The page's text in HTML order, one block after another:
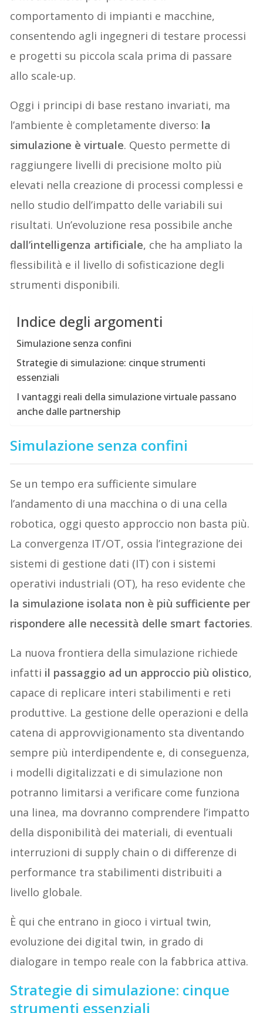
comportamento di impianti e macchine,
consentendo agli ingegneri di testare processi
e progetti su piccola scala prima di passare
allo scale-up.
Oggi i principi di base restano invariati, ma
l’ambiente è completamente diverso: la
simulazione è virtuale. Questo permette di
raggiungere livelli di precisione molto più
elevati nella creazione di processi complessi e
nello studio dell’impatto delle variabili sui
risultati. Un’evoluzione resa possibile anche
dall’intelligenza artificiale, che ha ampliato la
flessibilità e il livello di sofisticazione degli
strumenti disponibili.
Indice degli argomenti
Simulazione senza confini
Strategie di simulazione: cinque strumenti
essenziali
I vantaggi reali della simulazione virtuale passano
anche dalle partnership
Simulazione senza confini
Se un tempo era sufficiente simulare
l’andamento di una macchina o di una cella
robotica, oggi questo approccio non basta più.
La convergenza IT/OT, ossia l’integrazione dei
sistemi di gestione dati (IT) con i sistemi
operativi industriali (OT), ha reso evidente che
la simulazione isolata non è più sufficiente per
rispondere alle necessità delle smart factories.
La nuova frontiera della simulazione richiede
infatti il passaggio ad un approccio più olistico,
capace di replicare interi stabilimenti e reti
produttive. La gestione delle operazioni e della
catena di approvvigionamento sta diventando
sempre più interdipendente e, di conseguenza,
i modelli digitalizzati e di simulazione non
potranno limitarsi a verificare come funziona
una linea, ma dovranno comprendere l’impatto
della disponibilità dei materiali, di eventuali
interruzioni di supply chain o di differenze di
performance tra stabilimenti distribuiti a
livello globale.
È qui che entrano in gioco i virtual twin,
evoluzione dei digital twin, in grado di
dialogare in tempo reale con la fabbrica attiva.
Strategie di simulazione: cinque
strumenti essenziali